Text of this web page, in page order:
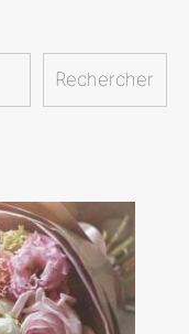
Rechercher